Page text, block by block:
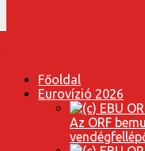
Főoldal
Eurovízió 2026
Az ORF